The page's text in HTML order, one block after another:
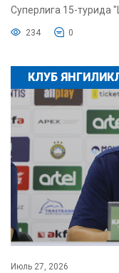
Суперлига 15-турида
234 0
КЛУБ
Июль 27, 2026